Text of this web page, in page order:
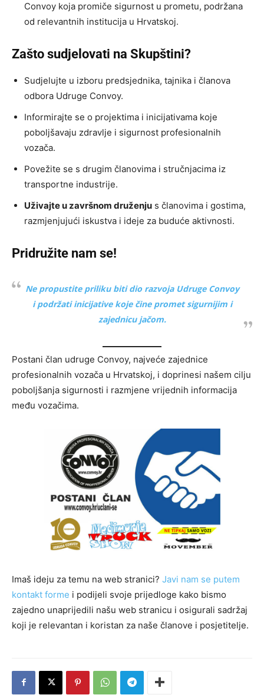
Convoy koja promiče sigurnost u prometu, podržana
od relevantnih institucija u Hrvatskoj.
Zašto sudjelovati na Skupštini?
Sudjelujte u izboru predsjednika, tajnika i članova
odbora Udruge Convoy.
Informirajte se o projektima i inicijativama koje
poboljšavaju zdravlje i sigurnost profesionalnih
vozača.
Povežite se s drugim članovima i stručnjacima iz
transportne industrije.
Uživajte u završnom druženju s članovima i gostima,
razmjenjujući iskustva i ideje za buduće aktivnosti.
Pridružite nam se!
Ne propustite priliku biti dio razvoja Udruge Convoy
i podržati inicijative koje čine promet sigurnijim i
zajednicu jačom.
Postani član udruge Convoy, najveće zajednice
profesionalnih vozača u Hrvatskoj, i doprinesi našem cilju
poboljšanja sigurnosti i razmjene vrijednih informacija
među vozačima.
Imaš ideju za temu na web stranici? Javi nam se putem
kontakt forme i podijeli svoje prijedloge kako bismo
zajedno unaprijedili našu web stranicu i osigurali sadržaj
koji je relevantan i koristan za naše članove i posjetitelje.